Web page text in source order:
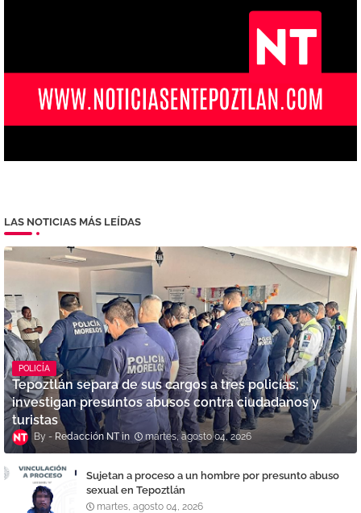
LAS NOTICIAS MÁS LEÍDAS
POLICÍA
Tepoztlán separa de sus cargos a tres policías;
investigan presuntos abusos contra ciudadanos y
turistas
Redacción NT martes, agosto 04, 2026
Sujetan a proceso a un hombre por presunto abuso
sexual en Tepoztlán
martes, agosto 04, 2026